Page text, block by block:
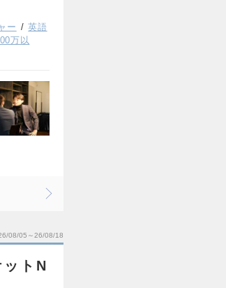
ー
英語
万以
08/05～26/08/18
トN